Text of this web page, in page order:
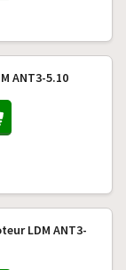
ANT3-5.10
LDM ANT3-